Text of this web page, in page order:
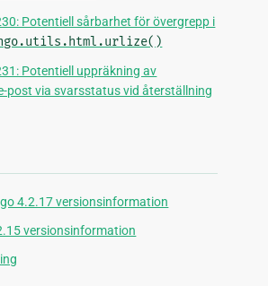
Potentiell sårbarhet för övergrepp i
Potentiell uppräkning av
post via svarsstatus vid återställning
4.2.17 versionsinformation
versionsinformation